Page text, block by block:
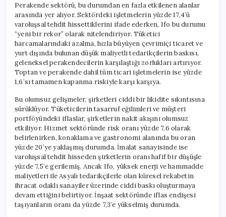
Perakende sektörü, bu durumdan en fazla etkilenen alanlar
arasında yer alıyor. Sektördeki işletmelerin yüzde 17,4’ü
varoluşsal tehdit hissettiklerini ifade ederken, Ifo bu durumu
“yeni bir rekor” olarak nitelendiriyor. Tüketici
harcamalarındaki azalma, hızla büyüyen çevrimiçi ticaret ve
yurt dışında bulunan düşük maliyetli tedarikçilerin baskısı,
geleneksel perakendecilerin karşılaştığı zorlukları artırıyor.
Toptan ve perakende dahil tüm ticari işletmelerin ise yüzde
1,6’sı tamamen kapanma riskiyle karşı karşıya.
Bu olumsuz gelişmeler, şirketleri ciddi bir likidite sıkıntısına
sürüklüyor. Tüketicilerin tasarruf eğilimleri ve müşteri
portföyündeki iflaslar, şirketlerin nakit akışını olumsuz
etkiliyor. Hizmet sektöründe risk oranı yüzde 7,6 olarak
belirlenirken, konaklama ve gastronomi alanında bu oran
yüzde 20’ye yaklaşmış durumda. İmalat sanayisinde ise
varoluşsal tehdit hisseden şirketlerin oranı hafif bir düşüşle
yüzde 7,5’e gerilemiş. Ancak Ifo, yüksek enerji ve hammadde
maliyetleri ile Asyalı tedarikçilerle olan küresel rekabetin
ihracat odaklı sanayiler üzerinde ciddi baskı oluşturmaya
devam ettiğini belirtiyor. İnşaat sektöründe iflas endişesi
taşıyanların oranı da yüzde 7,3’e yükselmiş durumda.